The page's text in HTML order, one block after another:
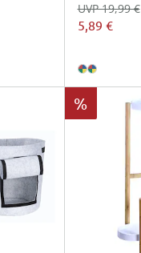
5,89 €
UVP 19,99 €
%